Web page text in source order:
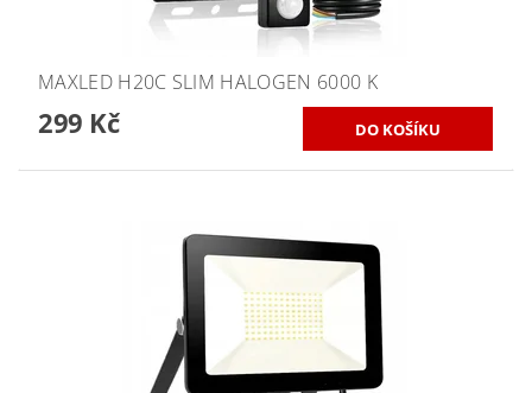
MAXLED H20C SLIM HALOGEN 6000 K
299 Kč